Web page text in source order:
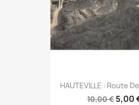
HAUTEVILLE : Route
10,00 € 5,00